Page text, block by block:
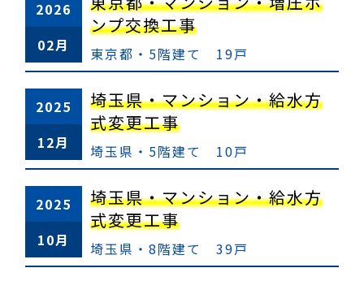
2026
02月
ンプ交換工事
東京都・5階建て 19戸
2025
12月
埼玉県・マンション・給水方
式変更工事
埼玉県・5階建て 10戸
2025
10月
埼玉県・マンション・給水方
式変更工事
埼玉県・8階建て 39戸